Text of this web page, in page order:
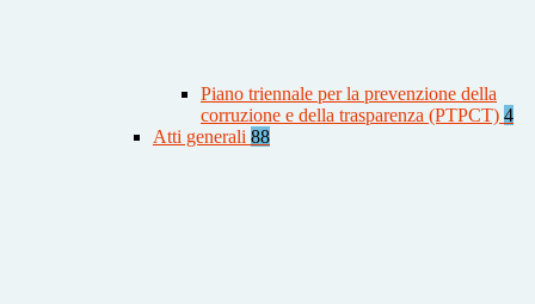
Piano triennale per la prevenzione della
corruzione e della trasparenza (PTPCT) 4
Atti generali 88